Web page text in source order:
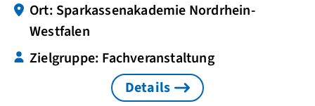
Ort: Sparkassenakademie Nordrhein-
Westfalen
Zielgruppe: Fachveranstaltung
Details